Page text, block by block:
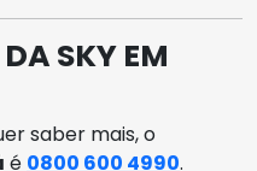
SKY EM
saber mais, o
é 0800 600 4990.